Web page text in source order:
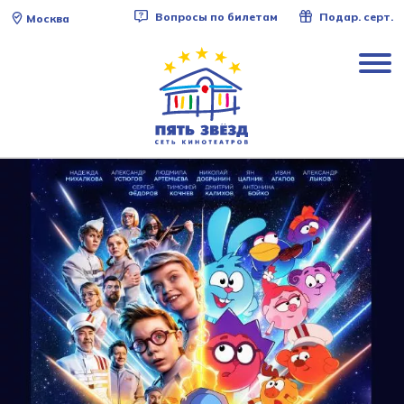
Москва Вопросы по билетам Подар. серт.